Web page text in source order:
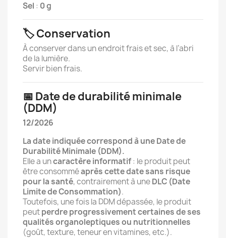
Sel : 0 g
🏷️ Conservation
À conserver dans un endroit frais et sec, à l’abri
de la lumière.
Servir bien frais.
📅 Date de durabilité minimale
(DDM)
12/2026
La date indiquée correspond à une Date de
Durabilité Minimale (DDM).
Elle a uncaractère informatif: le produit peut
être consomméaprès cette date sans risque
pour la santé, contrairement à uneDLC (Date
Limite de Consommation).
Toutefois, une fois la DDM dépassée, le produit
peutperdre progressivement certaines de ses
qualités organoleptiques ou nutritionnelles
(goût, texture, teneur en vitamines, etc.).